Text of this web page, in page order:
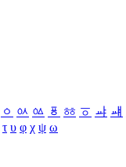
ㆁ ㆂ ㆃ ㆄ ㆅ ㆆ ㆇ ㆈ
τ υ φ χ ψ ω